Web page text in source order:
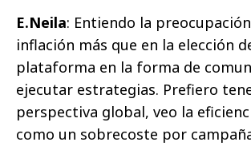
E.Neila: Entiendo la
inflación más que en la elección
plataforma en la forma de
ejecutar estrategias. Prefiero
perspectiva global, veo la
como un sobrecoste por